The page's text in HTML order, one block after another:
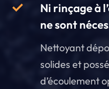
Ni rinçage à
ne sont
Nettoyant
solides et
d’écoulement